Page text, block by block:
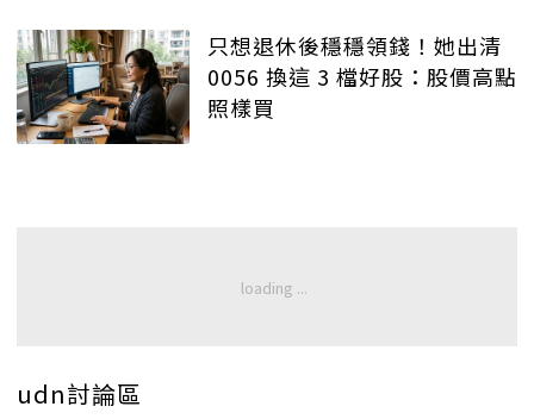
只想退休後穩穩領錢！她出清
0056 換這 3 檔好股：股價高點
照樣買
udn討論區